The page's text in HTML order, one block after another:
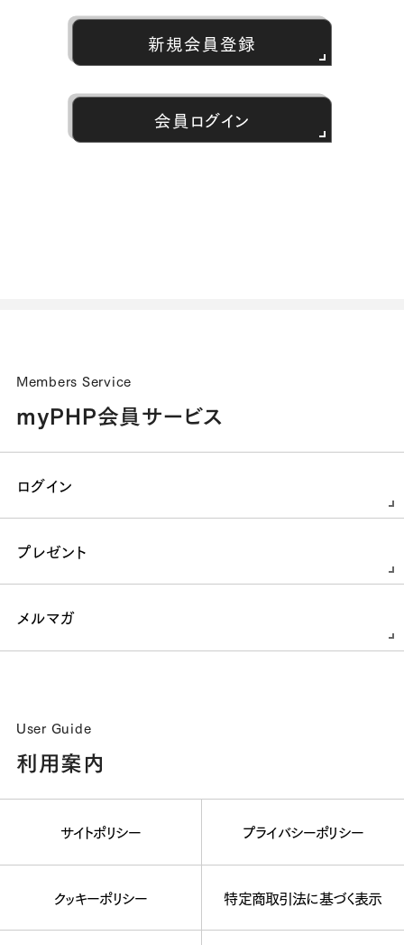
新規会員登録
会員ログイン
Members Service
myPHP会員サービス
ログイン
プレゼント
メルマガ
User Guide
利用案内
サイトポリシー プライバシーポリシー
クッキーポリシー 特定商取引法に基づく表示